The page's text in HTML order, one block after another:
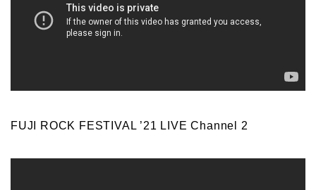
FUJI ROCK FESTIVAL ’21 LIVE Channel 2